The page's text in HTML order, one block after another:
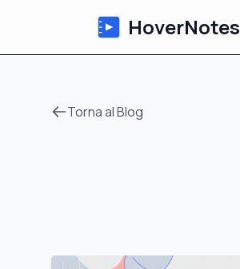
HoverNotes
Torna al Blog